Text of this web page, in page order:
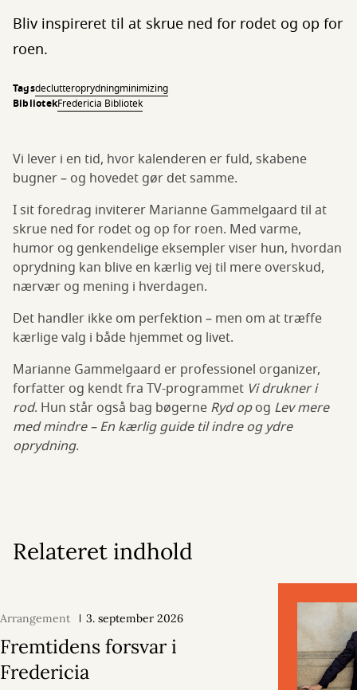
Bliv inspireret til at skrue ned for rodet og op for
roen.
Tagsdeclutteroprydningminimizing
BibliotekFredericia Bibliotek
Vi lever i en tid, hvor kalenderen er fuld, skabene
bugner – og hovedet gør det samme.
I sit foredrag inviterer Marianne Gammelgaard til at
skrue ned for rodet og op for roen. Med varme,
humor og genkendelige eksempler viser hun, hvordan
oprydning kan blive en kærlig vej til mere overskud,
nærvær og mening i hverdagen.
Det handler ikke om perfektion – men om at træffe
kærlige valg i både hjemmet og livet.
Marianne Gammelgaard er professionel organizer,
forfatter og kendt fra TV-programmet Vi drukner i
rod. Hun står også bag bøgerne Ryd opog Lev mere
med mindre – En kærlig guide til indre og ydre
oprydning.
Relateret indhold
Arrangement 3. september 2026
Fremtidens forsvar i
Fredericia